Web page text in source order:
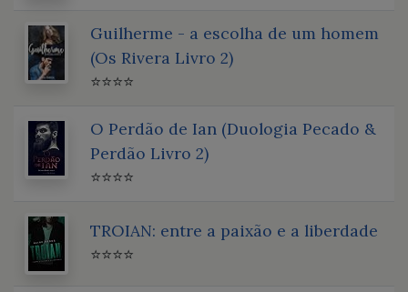
Guilherme - a escolha de um homem
(Os Rivera Livro 2)
⭐⭐⭐⭐
O Perdão de Ian (Duologia Pecado &
Perdão Livro 2)
⭐⭐⭐⭐
TROIAN: entre a paixão e a liberdade
⭐⭐⭐⭐